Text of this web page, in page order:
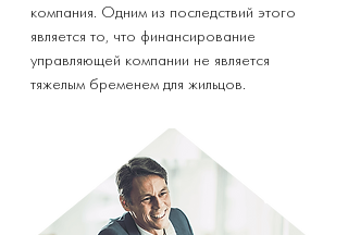
компания. Одним из последствий этого
является то, что финансирование
управляющей компании не является
тяжелым бременем для жильцов.